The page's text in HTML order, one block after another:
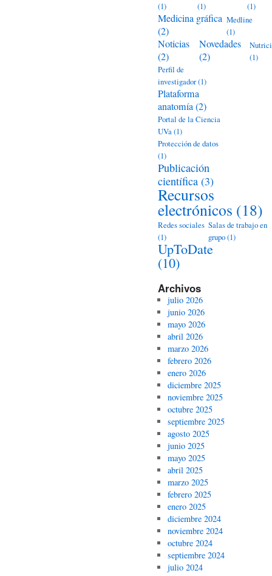
(1)
(1)
(1)
Medicina gráfica
(2)
Medline
(1)
Noticias
(2)
Novedades
(2)
(1)
Perfil de
investigador(1)
Plataforma
anatomía(2)
Portal de la Ciencia
UVa(1)
Protección de datos
(1)
Publicación
científica (3)
Recursos
electrónicos (18)
Redes sociales
(1)
Salas de trabajo en
grupo(1)
UpToDate
(10)
Archivos
julio 2026
junio 2026
mayo 2026
abril 2026
marzo 2026
febrero 2026
enero 2026
diciembre 2025
noviembre 2025
octubre 2025
septiembre 2025
agosto 2025
junio 2025
mayo 2025
abril 2025
marzo 2025
febrero 2025
enero 2025
diciembre 2024
noviembre 2024
octubre 2024
septiembre 2024
julio 2024